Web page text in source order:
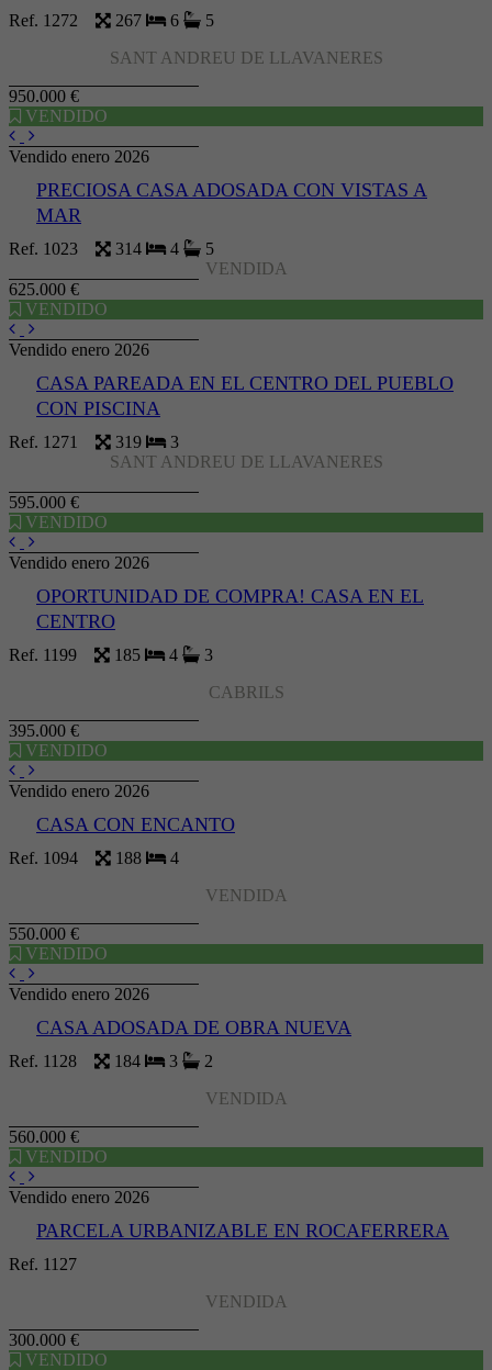
Ref. 1272 267 6 5
SANT ANDREU DE LLAVANERES
950.000 €
VENDIDO
Vendido enero 2026
PRECIOSA CASA ADOSADA CON VISTAS A
MAR
Ref. 1023 314 4 5
VENDIDA
625.000 €
VENDIDO
Vendido enero 2026
CASA PAREADA EN EL CENTRO DEL PUEBLO
CON PISCINA
Ref. 1271 319 3
SANT ANDREU DE LLAVANERES
595.000 €
VENDIDO
Vendido enero 2026
OPORTUNIDAD DE COMPRA! CASA EN EL
CENTRO
Ref. 1199 185 4 3
CABRILS
395.000 €
VENDIDO
Vendido enero 2026
CASA CON ENCANTO
Ref. 1094 188 4
VENDIDA
550.000 €
VENDIDO
Vendido enero 2026
CASA ADOSADA DE OBRA NUEVA
Ref. 1128 184 3 2
VENDIDA
560.000 €
VENDIDO
Vendido enero 2026
PARCELA URBANIZABLE EN ROCAFERRERA
Ref. 1127
VENDIDA
300.000 €
VENDIDO